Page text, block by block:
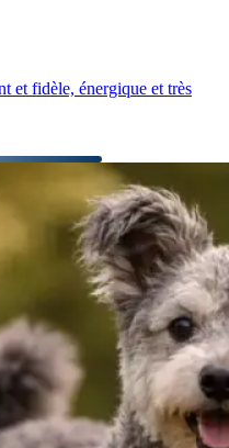
et fidèle, énergique et très